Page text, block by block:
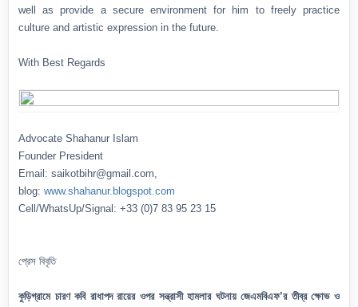
well as provide a secure environment for him to freely practice
culture and artistic expression in the future.
With Best Regards
Advocate Shahanur Islam
Founder President
Email: saikotbihr@gmail.com,
blog: www.shahanur.blogspot.com
Cell/WhatsUp/Signal: +33 (0)7 83 95 23 15
প্রেস বিবৃতি
কুড়িগ্রামে চারণ কবি রাধাপদ রায়ের ওপর সন্ত্রাসী হামলার ঘটনায় জেএমবিএফ’র তীব্র ক্ষোভ ও